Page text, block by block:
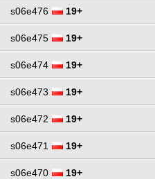
s06e476 19+
s06e475 19+
s06e474 19+
s06e473 19+
s06e472 19+
s06e471 19+
s06e470 19+